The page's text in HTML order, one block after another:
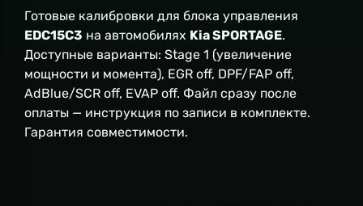
Готовые калибровки для блока управления
EDC15C3 на автомобилях Kia SPORTAGE.
Доступные варианты: Stage 1 (увеличение
мощности и момента), EGR off, DPF/FAP off,
AdBlue/SCR off, EVAP off. Файл сразу после
оплаты — инструкция по записи в комплекте.
Гарантия совместимости.